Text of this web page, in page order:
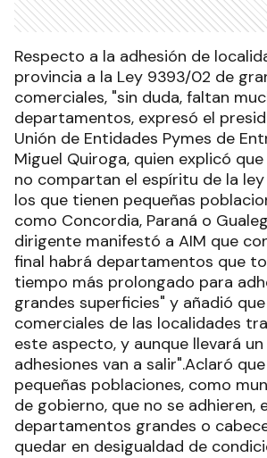
Respecto a la adhesión de
provincia a la Ley 9393/02 de
comerciales, "sin duda, faltan
departamentos, expresó el
Unión de Entidades Pymes de
Miguel Quiroga, quien explicó
no compartan el espíritu de la
los que tienen pequeñas
como Concordia, Paraná o
dirigente manifestó a AIM que
final habrá departamentos que
tiempo más prolongado para
grandes superficies" y añadió
comerciales de las localidades
este aspecto, y aunque llevará
adhesiones van a salir".Aclaró
pequeñas poblaciones, como
de gobierno, que no se adhieren,
departamentos grandes o
quedar en desigualdad de